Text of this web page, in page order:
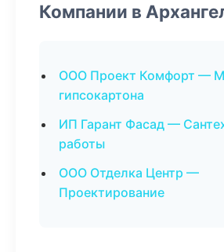
Компании в
ООО Проект Комфорт —
гипсокартона
ИП Гарант Фасад —
работы
ООО Отделка Центр —
Проектирование